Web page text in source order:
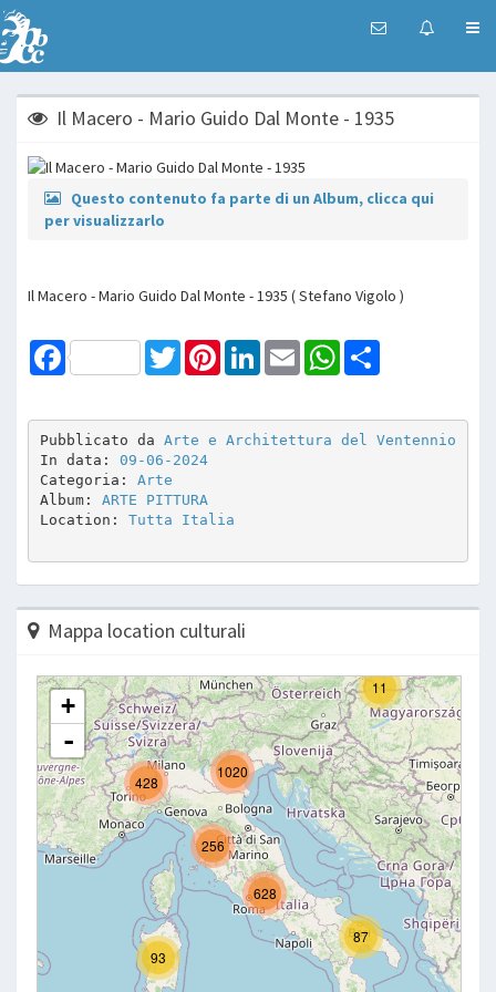
Il Macero - Mario Guido Dal Monte - 1935
Questo contenuto fa parte di un Album, clicca qui
per visualizzarlo
Il Macero - Mario Guido Dal Monte - 1935 ( Stefano Vigolo )
Facebook TwitterPinterestLinkedInEmail WhatsApp
Pubblicato da Arte e Architettura del Ventennio
In data: 09-06-2024
Categoria: Arte
Album: ARTE PITTURA
Location: Tutta Italia
Mappa location culturali